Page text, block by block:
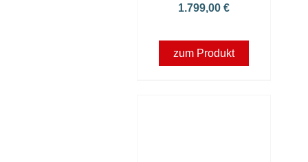
1.799,00€
zum Produkt